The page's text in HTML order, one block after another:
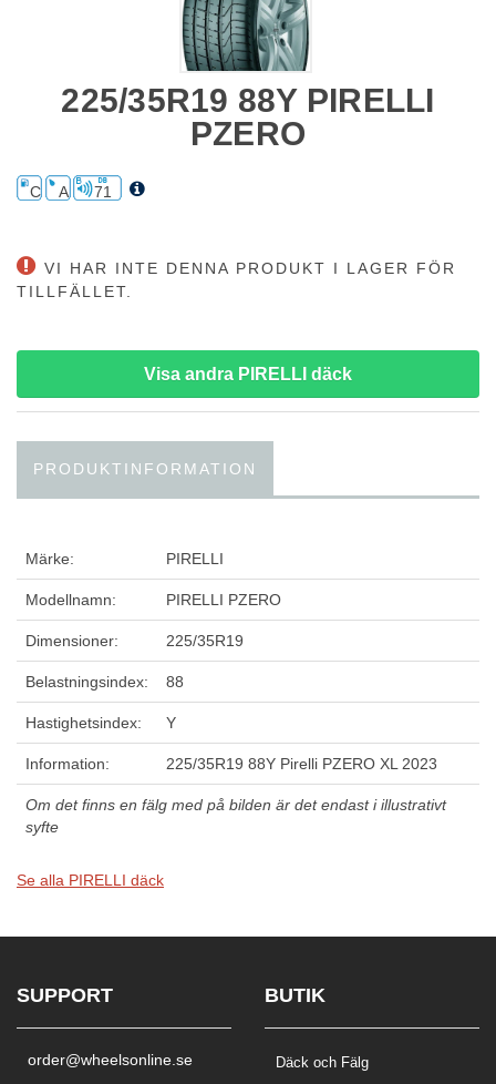
225/35R19 88Y PIRELLI
PZERO
C A 71
VI HAR INTE DENNA PRODUKT I LAGER FÖR
TILLFÄLLET.
Visa andra PIRELLI däck
PRODUKTINFORMATION
Märke: PIRELLI
Modellnamn: PIRELLI PZERO
Dimensioner: 225/35R19
Belastningsindex: 88
Hastighetsindex: Y
Information: 225/35R19 88Y Pirelli PZERO XL 2023
Om det finns en fälg med på bilden är det endast i illustrativt
syfte
Se alla PIRELLI däck
SUPPORT
order@wheelsonline.se
BUTIK
Däck och Fälg